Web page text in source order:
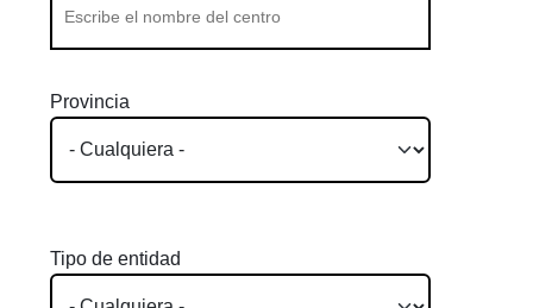
Provincia
Tipo de entidad